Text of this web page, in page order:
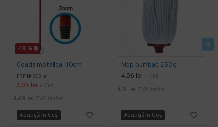
-18 %
Coada metalica 110cm
PRP 3,73 lei
3,05 lei + TVA
3,69 lei TVA inclus
Adaugă în Coş
Mop bumbac 250g
4,06 lei + TVA
4,91 lei TVA inclus
Adaugă în Coş